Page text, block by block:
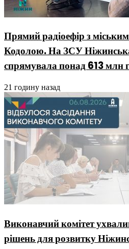
Прямий радіоефір з
Кодолою. На ЗСУ
спрямувала понад 613 млн
21 годину назад
Виконавчий комітет
рішень для розвитку